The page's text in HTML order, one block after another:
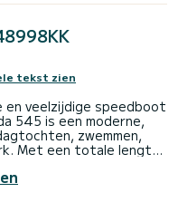
tekst zien
en veelzijdige speedboot
545 is een moderne,
zwemmen,
Met een totale lengte
6 personen.
buitenboordmotor,